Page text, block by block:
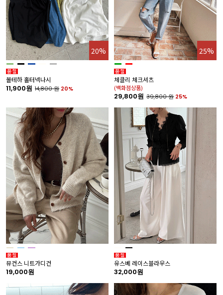
20%
볼테하 홀터넥나시
11,900원 14,800원 20%
25%
체클리 체크셔츠
(백화점상품)
29,800원 39,800원 25%
뮤컨스 니트가디건
19,000원
유스베 레이스블라우스
32,000원